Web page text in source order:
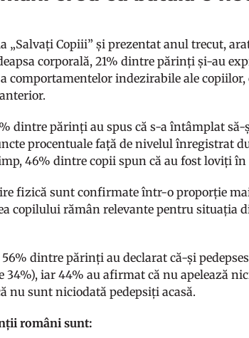
„Salvați Copiii” și prezentat anul trecut,
corporală, 21% dintre părinți și-au
comportamentelor indezirabile ale copiilor,
dintre părinți au spus că s-a întâmplat
procentuale față de nivelul înregistrat
46% dintre copii spun că au fost loviți
fizică sunt confirmate într-o proporție
copilului rămân relevante pentru situația
dintre părinți au declarat că-și
iar 44% au afirmat că nu apelează
nu sunt niciodată pedepsiți acasă.
români sunt: